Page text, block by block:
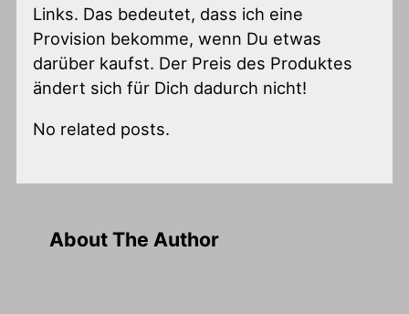
Links. Das bedeutet, dass ich eine
Provision bekomme, wenn Du etwas
darüber kaufst. Der Preis des Produktes
ändert sich für Dich dadurch nicht!
No related posts.
About The Author